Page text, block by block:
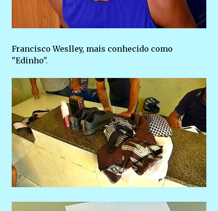
Francisco Weslley, mais conhecido como
"Edinho".